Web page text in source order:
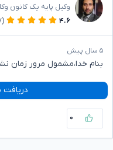
وکیل پایه یک کانون
۴.۶
(۲۳۷)
۵ سال پیش
بنام خدا،مشمول مرور زمان
دریافت
۰